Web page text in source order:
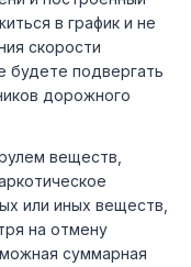
в график и не
скорости
будете подвергать
дорожного
веществ,
или иных веществ,
на отмену
суммарная